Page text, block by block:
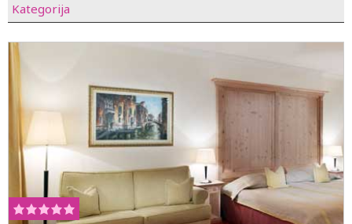
Kategorija